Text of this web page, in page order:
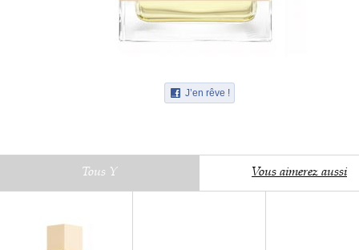
J’en rêve !
Tous Y Vous aimerez aussi